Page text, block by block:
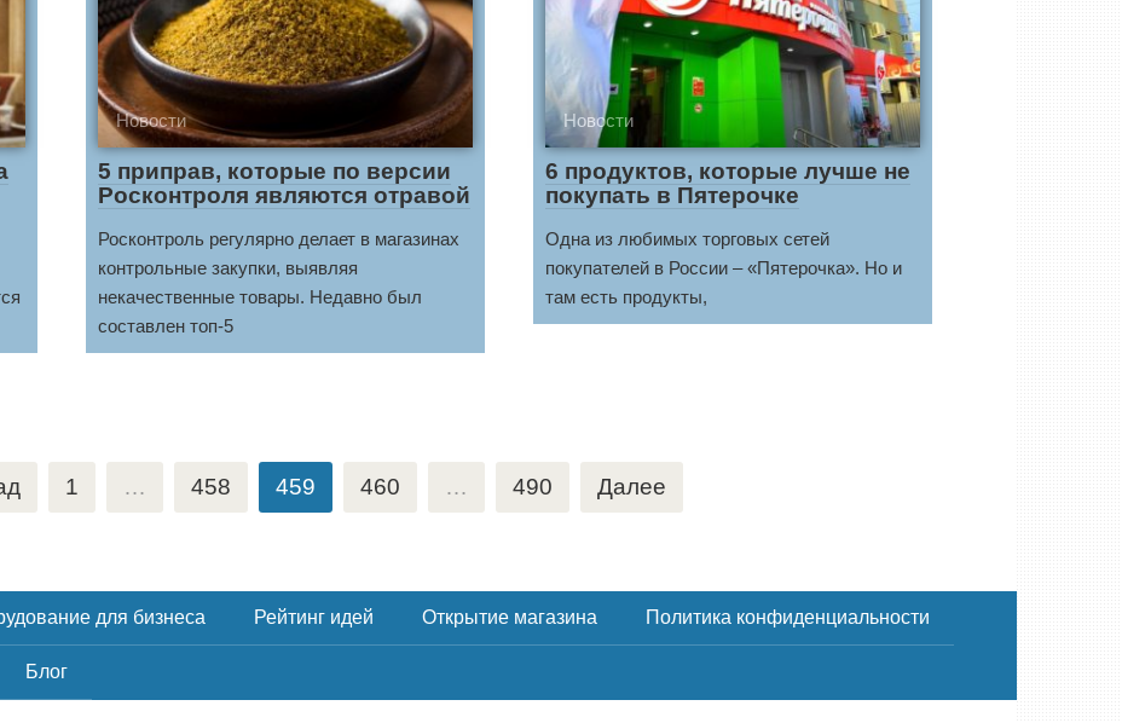
Новости
5 приправ, которые по версии
Росконтроля являются отравой
Росконтроль регулярно делает в магазинах
контрольные закупки, выявляя
некачественные товары. Недавно был
составлен топ-5
Новости
6 продуктов, которые лучше не
покупать в Пятерочке
Одна из любимых торговых сетей
покупателей в России – «Пятерочка». Но и
там есть продукты,
1 … 458 459 460 … 490 Далее
для бизнеса Рейтинг идей Открытие магазина Политика конфиденциальности
Блог